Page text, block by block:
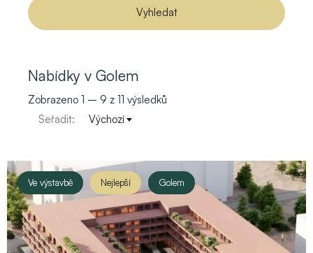
Vyhledat
Nabídky v Golem
Zobrazeno 1 – 9 z 11 výsledků
Seřadit:
Výchozí
Ve výstavbě Nejlepší Golem